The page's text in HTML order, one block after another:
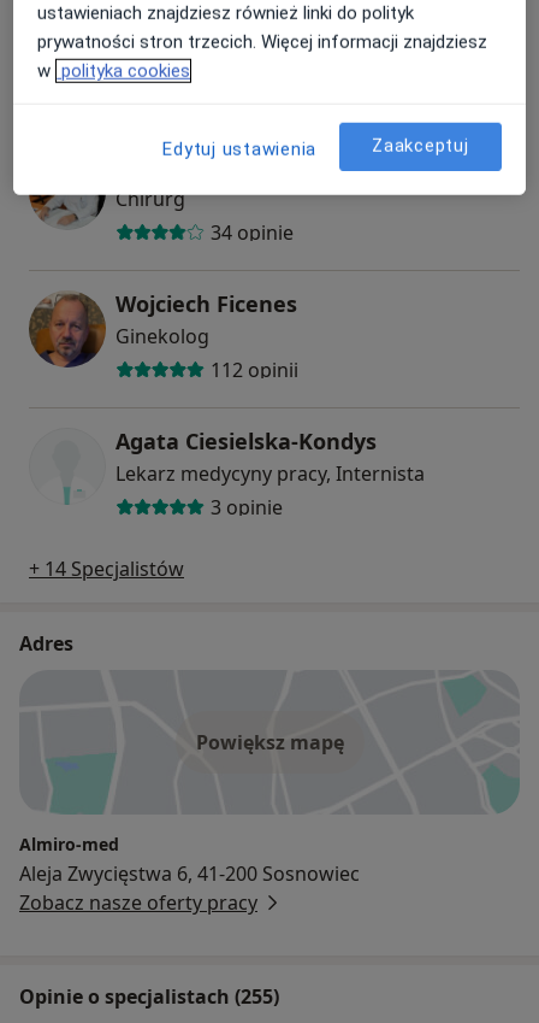
dr hab. n. med. Andrzej Prajsner
Urolog
prof. dr hab. n. med. Zbigniew Lorenc
Chirurg
34 opinie
Wojciech Ficenes
Ginekolog
112 opinii
Agata Ciesielska-Kondys
Lekarz medycyny pracy, Internista
3 opinie
+ 14 Specjalistów
Adres
Powiększ mapę
Almiro-med
Aleja Zwycięstwa 6, 41-200 Sosnowiec
Zobacz nasze oferty pracy
Opinie o specjalistach (255)
ustawieniach znajdziesz również linki do polityk
prywatności stron trzecich. Więcej informacji znajdziesz
w polityka cookies
Edytuj ustawienia Zaakceptuj